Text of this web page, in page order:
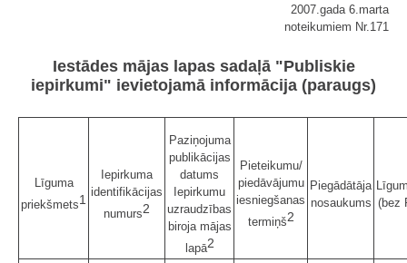
2007.gada 6.marta
noteikumiem Nr.171
Iestādes mājas lapas sadaļā "Publiskie
iepirkumi" ievietojamā informācija (paraugs)
Līguma
priekšmets1
Iepirkuma
identifikācijas
numurs2
Paziņojuma
publikācijas
datums
Iepirkumu
uzraudzības
biroja mājas
lapā2
Pieteikumu/
piedāvājumu
iesniegšanas
termiņš2
Piegādātāja
nosaukums (bez